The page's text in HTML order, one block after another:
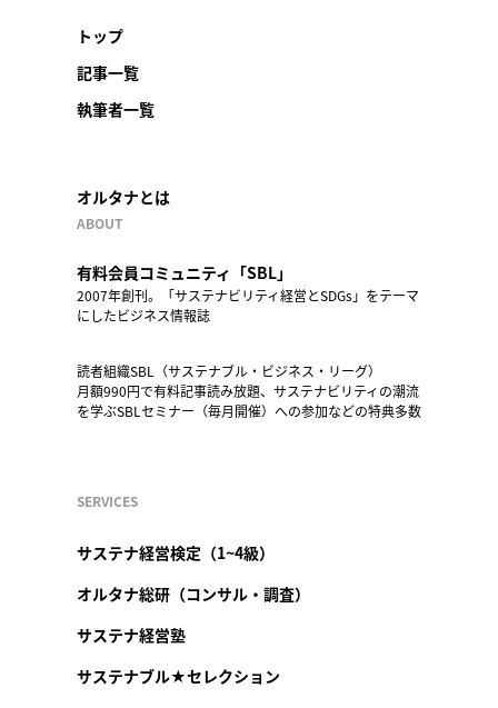
トップ
記事一覧
執筆者一覧
オルタナとは
ABOUT
有料会員コミュニティ「SBL」
2007年創刊。「サステナビリティ経営とSDGs」をテーマ
にしたビジネス情報誌
読者組織SBL（サステナブル・ビジネス・リーグ）
月額990円で有料記事読み放題、サステナビリティの潮流
を学ぶSBLセミナー（毎月開催）への参加などの特典多数
SERVICES
サステナ経営検定（1~4級）
オルタナ総研（コンサル・調査）
サステナ経営塾
サステナブル★セレクション